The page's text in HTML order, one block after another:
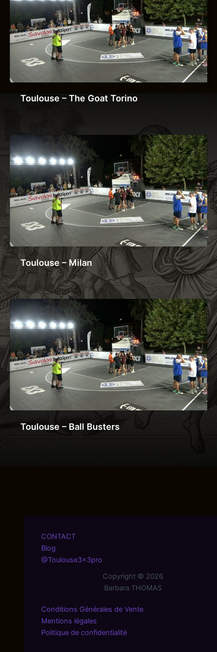
Toulouse – The Goat Torino
Toulouse – Milan
Toulouse – Ball Busters
CONTACT
Blog
@Toulouse3x3pro
Copyright © 2026
Barbara THOMAS
Conditions Générales de Vente
Mentions légales
Politique de confidentialité